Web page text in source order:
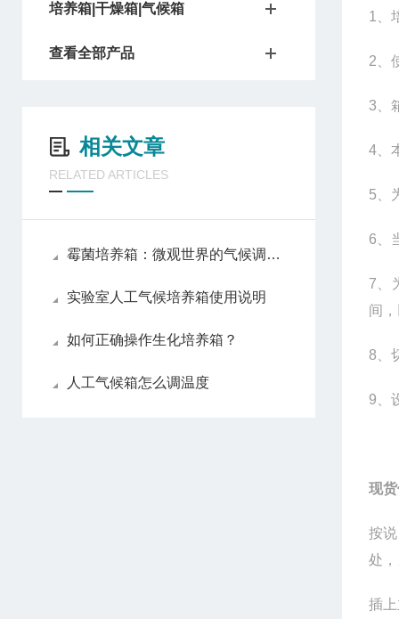
培养箱|干燥箱|气候箱
查看全部产品
相关文章
RELATED ARTICLES
霉菌培养箱：微观世界的气候调节师
实验室人工气候培养箱使用说明
如何正确操作生化培养箱？
人工气候箱怎么调温度
1
2
3
4
5
6
7
间
8
9
现
按
处
插